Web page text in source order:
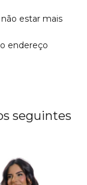
estar mais
endereço
seguintes